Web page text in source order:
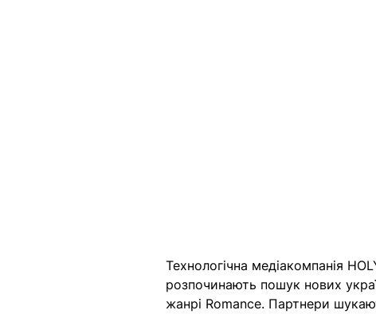
Технологічна медіакомпанія
розпочинають пошук нових
жанрі Romance. Партнери